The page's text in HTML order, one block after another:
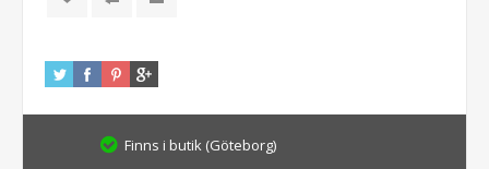
Finns i butik (Göteborg)